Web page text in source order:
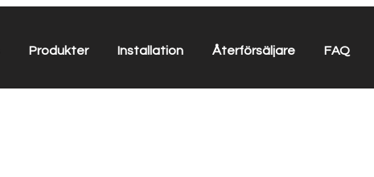
Produkter Installation Återförsäljare FAQ